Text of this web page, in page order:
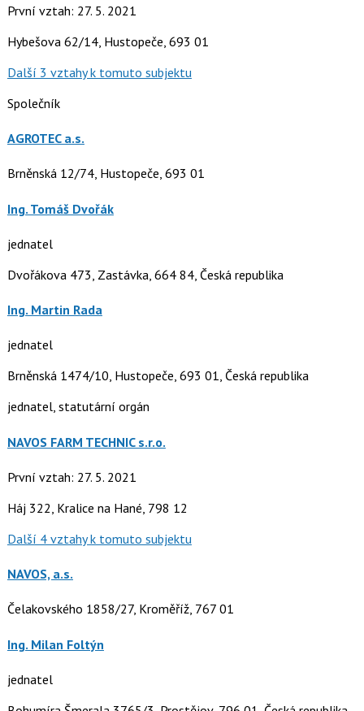
První vztah: 27. 5. 2021
Hybešova 62/14, Hustopeče, 693 01
Další 3 vztahy k tomuto subjektu
Společník
AGROTEC a.s.
Brněnská 12/74, Hustopeče, 693 01
Ing. Tomáš Dvořák
jednatel
Dvořákova 473, Zastávka, 664 84, Česká republika
Ing. Martin Rada
jednatel
Brněnská 1474/10, Hustopeče, 693 01, Česká republika
jednatel, statutární orgán
NAVOS FARM TECHNIC s.r.o.
První vztah: 27. 5. 2021
Háj 322, Kralice na Hané, 798 12
Další 4 vztahy k tomuto subjektu
NAVOS, a.s.
Čelakovského 1858/27, Kroměříž, 767 01
Ing. Milan Foltýn
jednatel